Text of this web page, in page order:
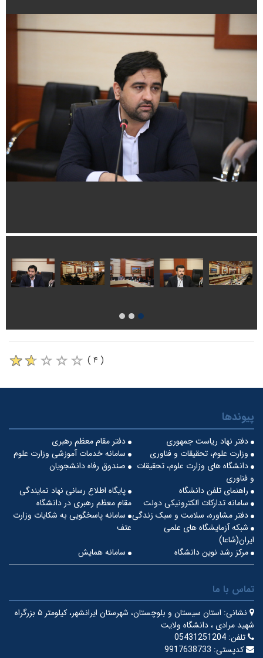
( ۴ )
پیوندها
دفتر مقام معظم رهبری
دفتر نهاد ریاست جمهوری
سامانه خدمات آموزشی وزارت علوم
وزارت علوم، تحقیقات و فناوری
صندوق رفاه دانشجویان
دانشگاه های وزارت علوم، تحقیقات
و فناوری
پایگاه اطلاع رسانی نهاد نمایندگی
مقام معظم رهبری در دانشگاه
راهنمای تلفن دانشگاه
سامانه تدارکات الکترونیکی دولت
سامانه پاسخگویی به شکایات وزارت
عتف
دفتر مشاوره، سلامت و سبک زندگی
شبکه آزمایشگاه های علمی
ایران(شاعا)
سامانه همایش
مرکز رشد نوین دانشگاه
تماس با ما
نشانی:
استان سیستان و بلوچستان، شهرستان ایرانشهر، کیلومتر ۵ بزرگراه
شهید مرادی ، دانشگاه ولایت
تلفن: 05431251204
کدپستی: 9917638733